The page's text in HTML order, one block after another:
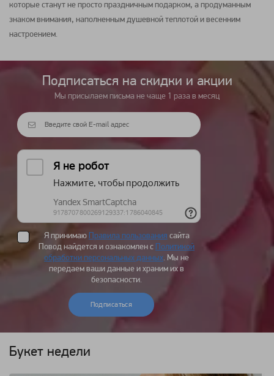
которые станут не просто праздничным подарком, а продуманным
знаком внимания, наполненным душевной теплотой и весенним
настроением.
Подписаться на cкидки и акции
Мы присылаем письма не чаще 1 раза в месяц
Я принимаю Правила пользования сайта
Повод найдется и ознакомлен с Политикой
обработки персональных данных. Мы не
передаем ваши данные и храним их в
безопасности.
Подписаться
Букет недели